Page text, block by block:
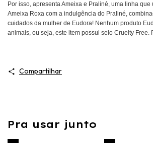
Por isso, apresenta Ameixa e Praliné, uma linha
Ameixa Roxa com a indulgência do Praliné,
cuidados da mulher de Eudora! Nenhum produto
animais, ou seja, este item possui selo Cruelty Free.
Compartilhar
Pra usar junto